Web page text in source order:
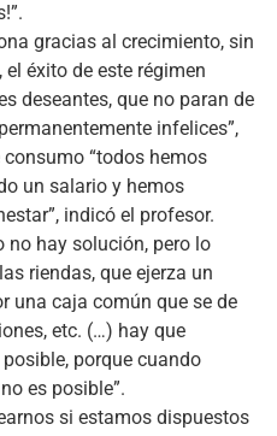
gracias al crecimiento, sin
éxito de este régimen
deseantes, que no paran de
infelices”,
“todos hemos
un salario y hemos
indicó el profesor.
no hay solución, pero lo
riendas, que ejerza un
una caja común que se de
etc. (…) hay que
porque cuando
es posible”.
si estamos dispuestos